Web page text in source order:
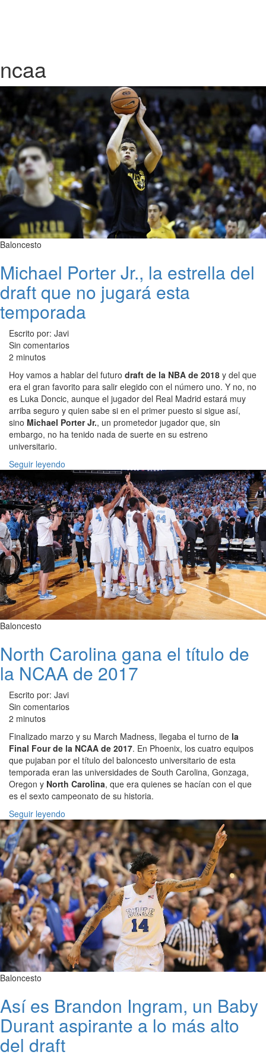
ncaa
Baloncesto
Michael Porter Jr., la estrella del
draft que no jugará esta
temporada
Escrito por: Javi
Sin comentarios
2 minutos
Hoy vamos a hablar del futuro draft de la NBA de 2018 y del que
era el gran favorito para salir elegido con el número uno. Y no, no
es Luka Doncic, aunque el jugador del Real Madrid estará muy
arriba seguro y quien sabe si en el primer puesto si sigue así,
sino Michael Porter Jr., un prometedor jugador que, sin
embargo, no ha tenido nada de suerte en su estreno
universitario.
Seguir leyendo
Baloncesto
North Carolina gana el título de
la NCAA de 2017
Escrito por: Javi
Sin comentarios
2 minutos
Finalizado marzo y su March Madness, llegaba el turno de la
Final Four de la NCAA de 2017. En Phoenix, los cuatro equipos
que pujaban por el título del baloncesto universitario de esta
temporada eran las universidades de South Carolina, Gonzaga,
Oregon y North Carolina, que era quienes se hacían con el que
es el sexto campeonato de su historia.
Seguir leyendo
Baloncesto
Así es Brandon Ingram, un Baby
Durant aspirante a lo más alto
del draft